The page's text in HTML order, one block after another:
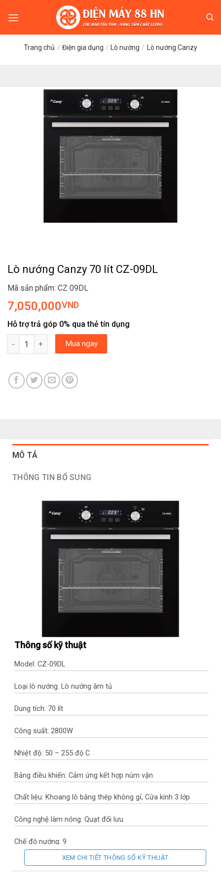
Trang chủ / Điện gia dụng / Lò nướng / Lò nướng Canzy
Lò nướng Canzy 70 lít CZ-09DL
Mã sản phẩm: CZ 09DL
7,050,000VND
Hỗ trợ trả góp 0% qua thẻ tín dụng
Lò nướng Canzy 70 lít CZ-09DL số lượng
Mua ngay
MÔ TẢ
THÔNG TIN BỔ SUNG
Thông số kỹ thuật
Model: CZ-09DL
Loại lò nướng: Lò nướng âm tủ
Dung tích: 70 lít
Công suất: 2800W
Nhiệt độ: 50 – 255 độ C
Bảng điều khiển: Cảm ứng kết hợp núm vặn
Chất liệu: Khoang lò bằng thép không gỉ, Cửa kính 3 lớp
Công nghệ làm nóng: Quạt đối lưu
Chế độ nướng: 9
Kích thước bên ngoài (RxCxS): 595 x 590 x 570 mm
XEM CHI TIẾT THÔNG SỐ KỸ THUẬT